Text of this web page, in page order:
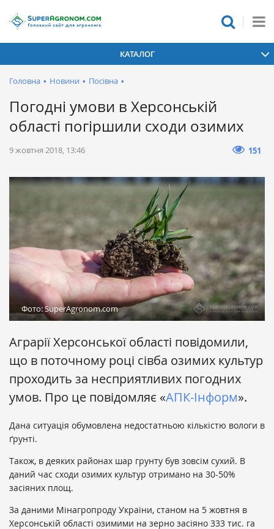
КАТАЛОГ
Головна • Новини • Посівна •
Погодні умови в Херсонській
області погіршили сходи озимих
9 жовтня 2018, 13:46 151
Фото: SuperAgronom.com
Аграрії Херсонської області повідомили,
що в поточному році сівба озимих культур
проходить за несприятливих погодних
умов. Про це повідомляє «АПК-Інформ».
Дана ситуація обумовлена ​​недостатньою кількістю вологи в
ґрунті.
Також, в деяких районах шар грунту був зовсім сухий. В
даний час сходи озимих культур отримано на 30-50%
засіяних площ.
За даними Мінагропроду України, станом на 5 жовтня в
Херсонській області озимими на зерно засіяно 333 тис. га